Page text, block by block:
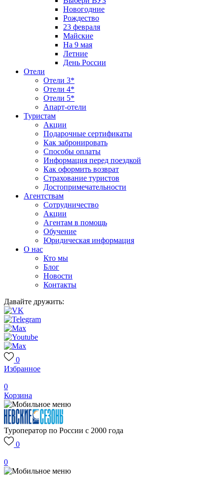
Новогодние
Рождество
23 февраля
Майские
На 9 мая
Летние
День России
Отели
Отели 3*
Отели 4*
Отели 5*
Апарт-отели
Туристам
Акции
Подарочные сертификаты
Как забронировать
Способы оплаты
Информация перед поездкой
Как оформить возврат
Страхование туристов
Достопримечательности
Агентствам
Сотрудничество
Акции
Агентам в помощь
Обучение
Юридическая информация
О нас
Кто мы
Блог
Новости
Контакты
Давайте дружить:
0
Избранное
0
Корзина
Туроператор по России с 2000 года
0
0